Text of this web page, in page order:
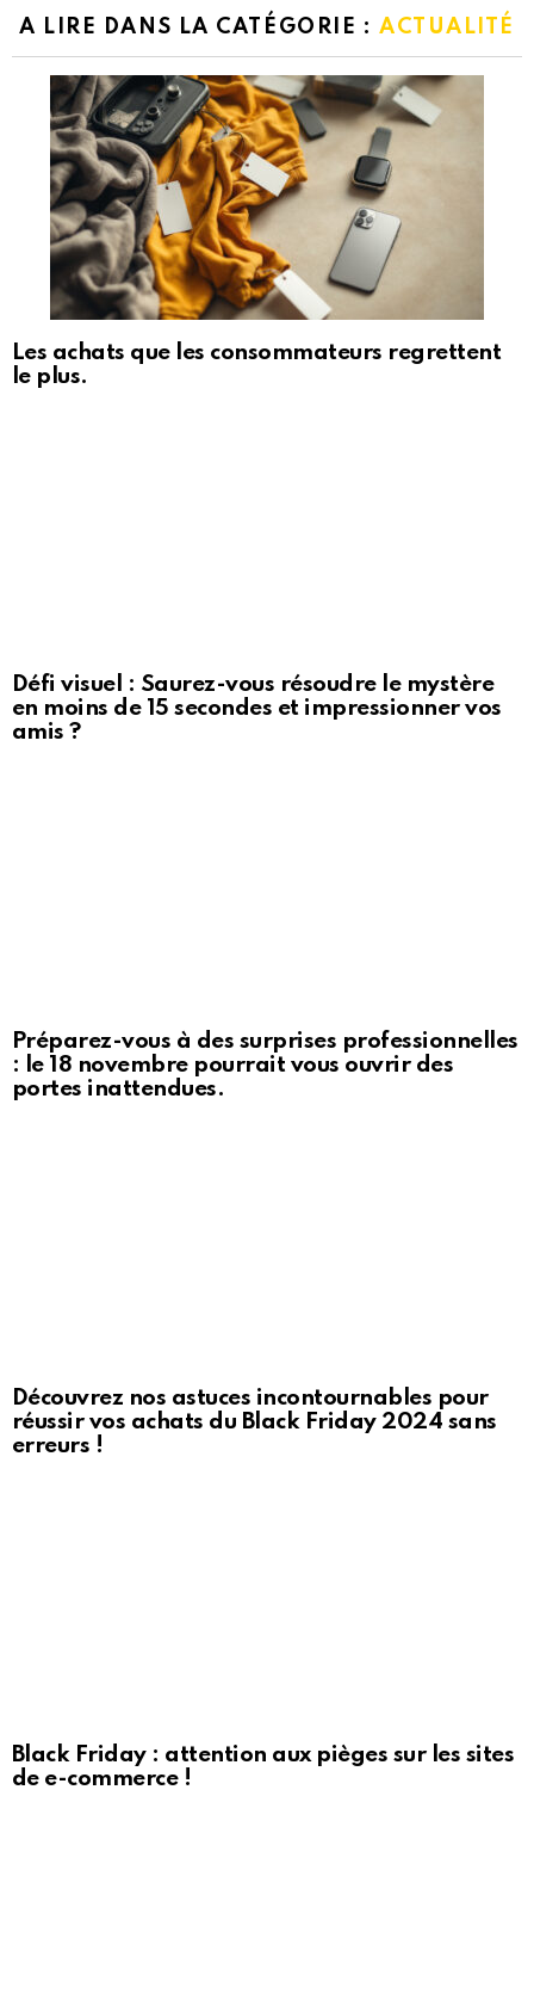
A LIRE DANS LA CATÉGORIE : ACTUALITÉ
Les achats que les consommateurs regrettent
le plus.
Défi visuel : Saurez-vous résoudre le mystère
en moins de 15 secondes et impressionner vos
amis ?
Préparez-vous à des surprises professionnelles
: le 18 novembre pourrait vous ouvrir des
portes inattendues.
Découvrez nos astuces incontournables pour
réussir vos achats du Black Friday 2024 sans
erreurs !
Black Friday : attention aux pièges sur les sites
de e-commerce !